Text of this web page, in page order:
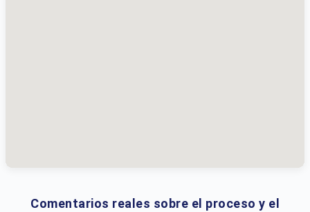
Comentarios reales sobre el proceso y el